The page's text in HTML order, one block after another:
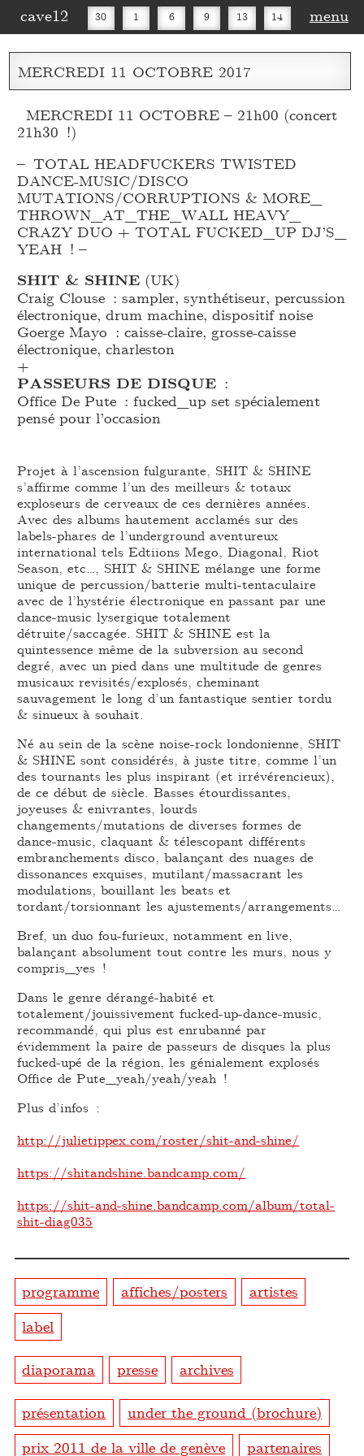
cave12 30 1 6 9 13 14
16 20 27 30
menu
MERCREDI 11 OCTOBRE 2017
MERCREDI 11 OCTOBRE – 21h00 (concert
21h30 !)
– TOTAL HEADFUCKERS TWISTED
DANCE-MUSIC/DISCO
MUTATIONS/CORRUPTIONS & MORE_
THROWN_ AT_THE_WALL HEAVY_
CRAZY DUO + TOTAL FUCKED_UP DJ’S_
YEAH ! –
SHIT & SHINE (UK)
Craig Clouse : sampler, synthétiseur, percussion
électronique, drum machine, dispositif noise
Goerge Mayo : caisse-claire, grosse-caisse
électronique, charleston
+
PASSEURS DE DISQUE :
Office De Pute : fucked_up set spécialement
pensé pour l’occasion
Projet à l’ascension fulgurante, SHIT & SHINE
s’affirme comme l’un des meilleurs & totaux
exploseurs de cerveaux de ces dernières années.
Avec des albums hautement acclamés sur des
labels-phares de l’underground aventureux
international tels Edtiions Mego, Diagonal, Riot
Season, etc…, SHIT & SHINE mélange une forme
unique de percussion/batterie multi-tentaculaire
avec de l’hystérie électronique en passant par une
dance-music lysergique totalement
détruite/saccagée. SHIT & SHINE est la
quintessence même de la subversion au second
degré, avec un pied dans une multitude de genres
musicaux revisités/explosés, cheminant
sauvagement le long d’un fantastique sentier tordu
& sinueux à souhait.
Né au sein de la scène noise-rock londonienne, SHIT
& SHINE sont considérés, à juste titre, comme l’un
des tournants les plus inspirant (et irrévérencieux),
de ce début de siècle. Basses étourdissantes,
joyeuses & enivrantes, lourds
changements/mutations de diverses formes de
dance-music, claquant & télescopant différents
embranchements disco, balançant des nuages de
dissonances exquises, mutilant/massacrant les
modulations, bouillant les beats et
tordant/torsionnant les ajustements/arrangements…
Bref, un duo fou-furieux, notamment en live,
balançant absolument tout contre les murs, nous y
compris_yes !
Dans le genre dérangé-habité et
totalement/jouissivement fucked-up-dance-music,
recommandé, qui plus est enrubanné par
évidemment la paire de passeurs de disques la plus
fucked-upé de la région, les génialement explosés
Office de Pute_yeah/yeah/yeah !
Plus d’infos :
http://julietippex.com/roster/shit-and-shine/
https://shitandshine.bandcamp.com/
https://shit-and-shine.bandcamp.com/album/total-
shit-diag035
programme affiches/posters
artistes
label
diaporama presse archives
présentation
under the ground (brochure)
prix 2011 de la ville de genève
partenaires